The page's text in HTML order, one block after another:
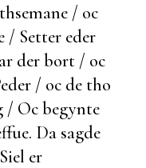
/ oc
/ Setter eder
der bort / oc
/ oc de tho
/ Oc begynte
Da sagde
er